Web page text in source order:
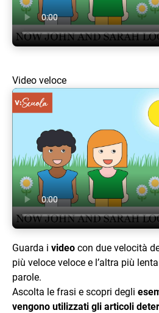
Video veloce
Guarda i video con due velocità
più veloce veloce e l’altra più
parole.
Ascolta le frasi e scopri degli
vengono utilizzati gli articoli